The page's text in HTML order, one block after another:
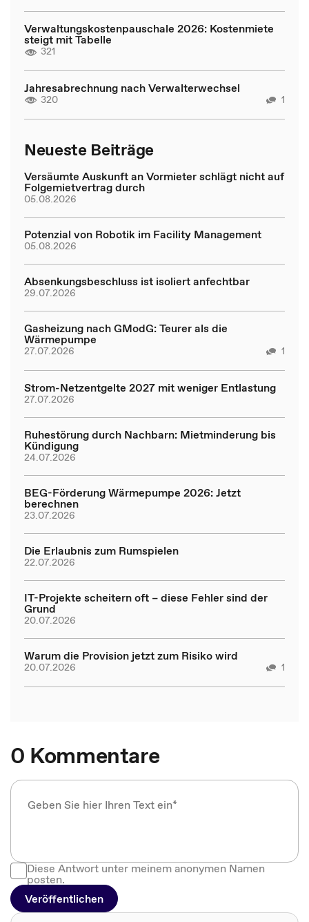
Verwaltungskostenpauschale 2026: Kostenmiete
steigt mit Tabelle
321
Jahresabrechnung nach Verwalterwechsel
320 1
Neueste Beiträge
Versäumte Auskunft an Vormieter schlägt nicht auf
Folgemietvertrag durch
05.08.2026
Potenzial von Robotik im Facility Management
05.08.2026
Absenkungsbeschluss ist isoliert anfechtbar
29.07.2026
Gasheizung nach GModG: Teurer als die
Wärmepumpe
27.07.2026 1
Strom-Netzentgelte 2027 mit weniger Entlastung
27.07.2026
Ruhestörung durch Nachbarn: Mietminderung bis
Kündigung
24.07.2026
BEG-Förderung Wärmepumpe 2026: Jetzt
berechnen
23.07.2026
Die Erlaubnis zum Rumspielen
22.07.2026
IT-Projekte scheitern oft – diese Fehler sind der
Grund
20.07.2026
Warum die Provision jetzt zum Risiko wird
20.07.2026 1
0 Kommentare
Diese Antwort unter meinem anonymen Namen
posten.
Veröffentlichen